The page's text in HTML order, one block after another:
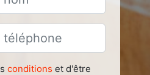
conditions et d'être